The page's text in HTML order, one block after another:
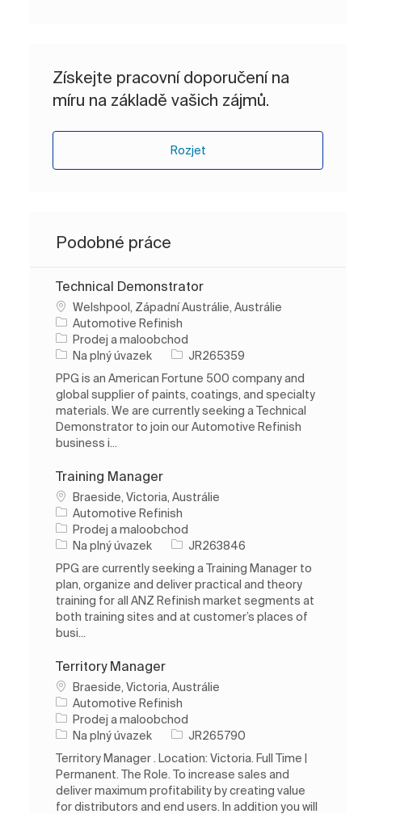
Získejte pracovní doporučení na
míru na základě vašich zájmů.
Rozjet
Podobné práce
Technical Demonstrator
Umístění
Welshpool, Západní Austrálie, Austrálie
Automotive Refinish
Kategorie
Prodej a maloobchod
Typ úlohy
Na plný úvazek ID úlohy
JR265359
PPG is an American Fortune 500 company and
global supplier of paints, coatings, and specialty
materials. We are currently seeking a Technical
Demonstrator to join our Automotive Refinish
business i...
Training Manager
Umístění
Braeside, Victoria, Austrálie
Automotive Refinish
Kategorie
Prodej a maloobchod
Typ úlohy
Na plný úvazek ID úlohy
JR263846
PPG are currently seeking a Training Manager to
plan, organize and deliver practical and theory
training for all ANZ Refinish market segments at
both training sites and at customer’s places of
busi...
Territory Manager
Umístění
Braeside, Victoria, Austrálie
Automotive Refinish
Kategorie
Prodej a maloobchod
Typ úlohy
Na plný úvazek ID úlohy
JR265790
Territory Manager . Location: Victoria. Full Time |
Permanent. The Role. To increase sales and
deliver maximum profitability by creating value
for distributors and end users. In addition you will